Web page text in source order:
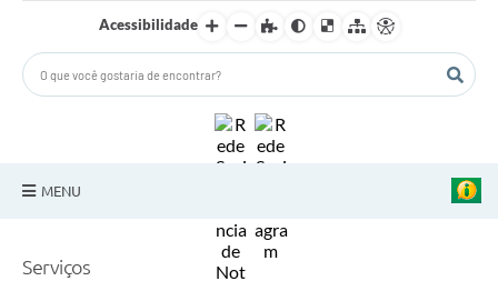
Acessibilidade
MENU
Serviços